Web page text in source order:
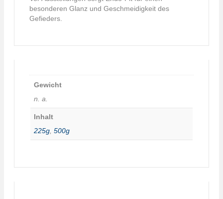
besonderen Glanz und Geschmeidigkeit des
Gefieders.
Gewicht
n. a.
Inhalt
225g 500g